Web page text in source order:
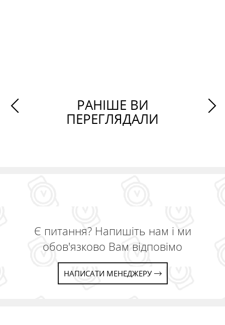
РАНІШЕ ВИ
ПЕРЕГЛЯДАЛИ
Є питання? Напишіть нам і ми
обов'язково Вам відповімо
НАПИСАТИ МЕНЕДЖЕРУ